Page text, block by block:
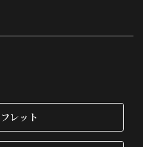
レット